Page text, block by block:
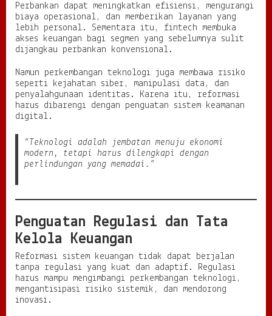
Perbankan dapat meningkatkan efisiensi, mengurangi
biaya operasional, dan memberikan layanan yang
lebih personal. Sementara itu, fintech membuka
akses keuangan bagi segmen yang sebelumnya sulit
dijangkau perbankan konvensional.
Namun perkembangan teknologi juga membawa risiko
seperti kejahatan siber, manipulasi data, dan
penyalahgunaan identitas. Karena itu, reformasi
harus dibarengi dengan penguatan sistem keamanan
digital.
“Teknologi adalah jembatan menuju ekonomi
modern, tetapi harus dilengkapi dengan
perlindungan yang memadai.”
Penguatan Regulasi dan Tata
Kelola Keuangan
Reformasi sistem keuangan tidak dapat berjalan
tanpa regulasi yang kuat dan adaptif. Regulasi
harus mampu mengimbangi perkembangan teknologi,
mengantisipasi risiko sistemik, dan mendorong
inovasi.